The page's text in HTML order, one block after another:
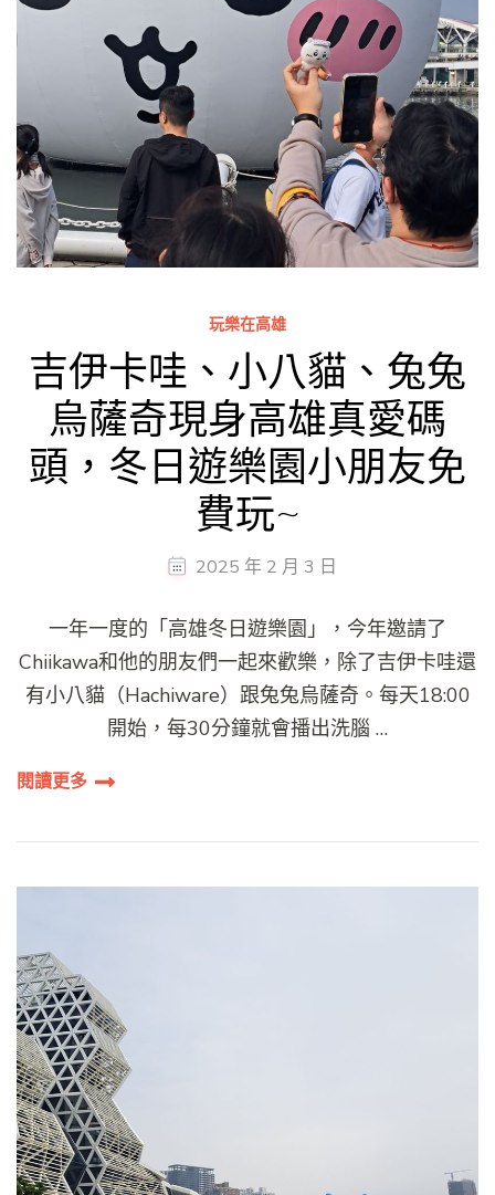
玩樂在高雄
吉伊卡哇、小八貓、兔兔
烏薩奇現身高雄真愛碼
頭，冬日遊樂園小朋友免
費玩~
2025 年 2 月 3 日
一年一度的「高雄冬日遊樂園」，今年邀請了
Chiikawa和他的朋友們一起來歡樂，除了吉伊卡哇還
有小八貓（Hachiware）跟兔兔烏薩奇。每天18:00
開始，每30分鐘就會播出洗腦 …
閱讀更多